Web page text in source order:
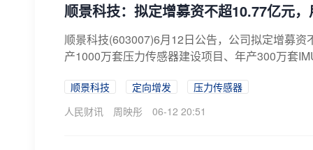
顺景科技：拟定增募资不超10.77亿元
顺景科技(603007)6月12日公告，公司拟定增募
产1000万套压力传感器建设项目、年产300万套
顺景科技 定向增发
压力传感器
人民财讯
周映彤 06-12 20:51